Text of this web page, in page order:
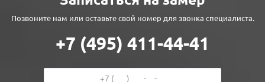
Позвоните нам или оставьте свой номер для звонка специалиста.
+7 (495) 411-44-41